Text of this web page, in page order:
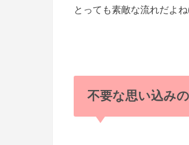
とっても素敵な流れだよ
不要な思い込み